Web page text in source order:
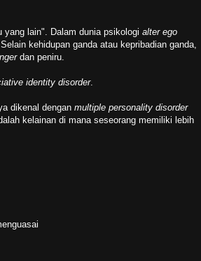
yang lain". Dalam dunia psikologi alter ego
kehidupan ganda atau kepribadian ganda,
dan peniru.
identity disorder.
dikenal dengan multiple personality disorder
kelainan di mana seseorang memiliki lebih